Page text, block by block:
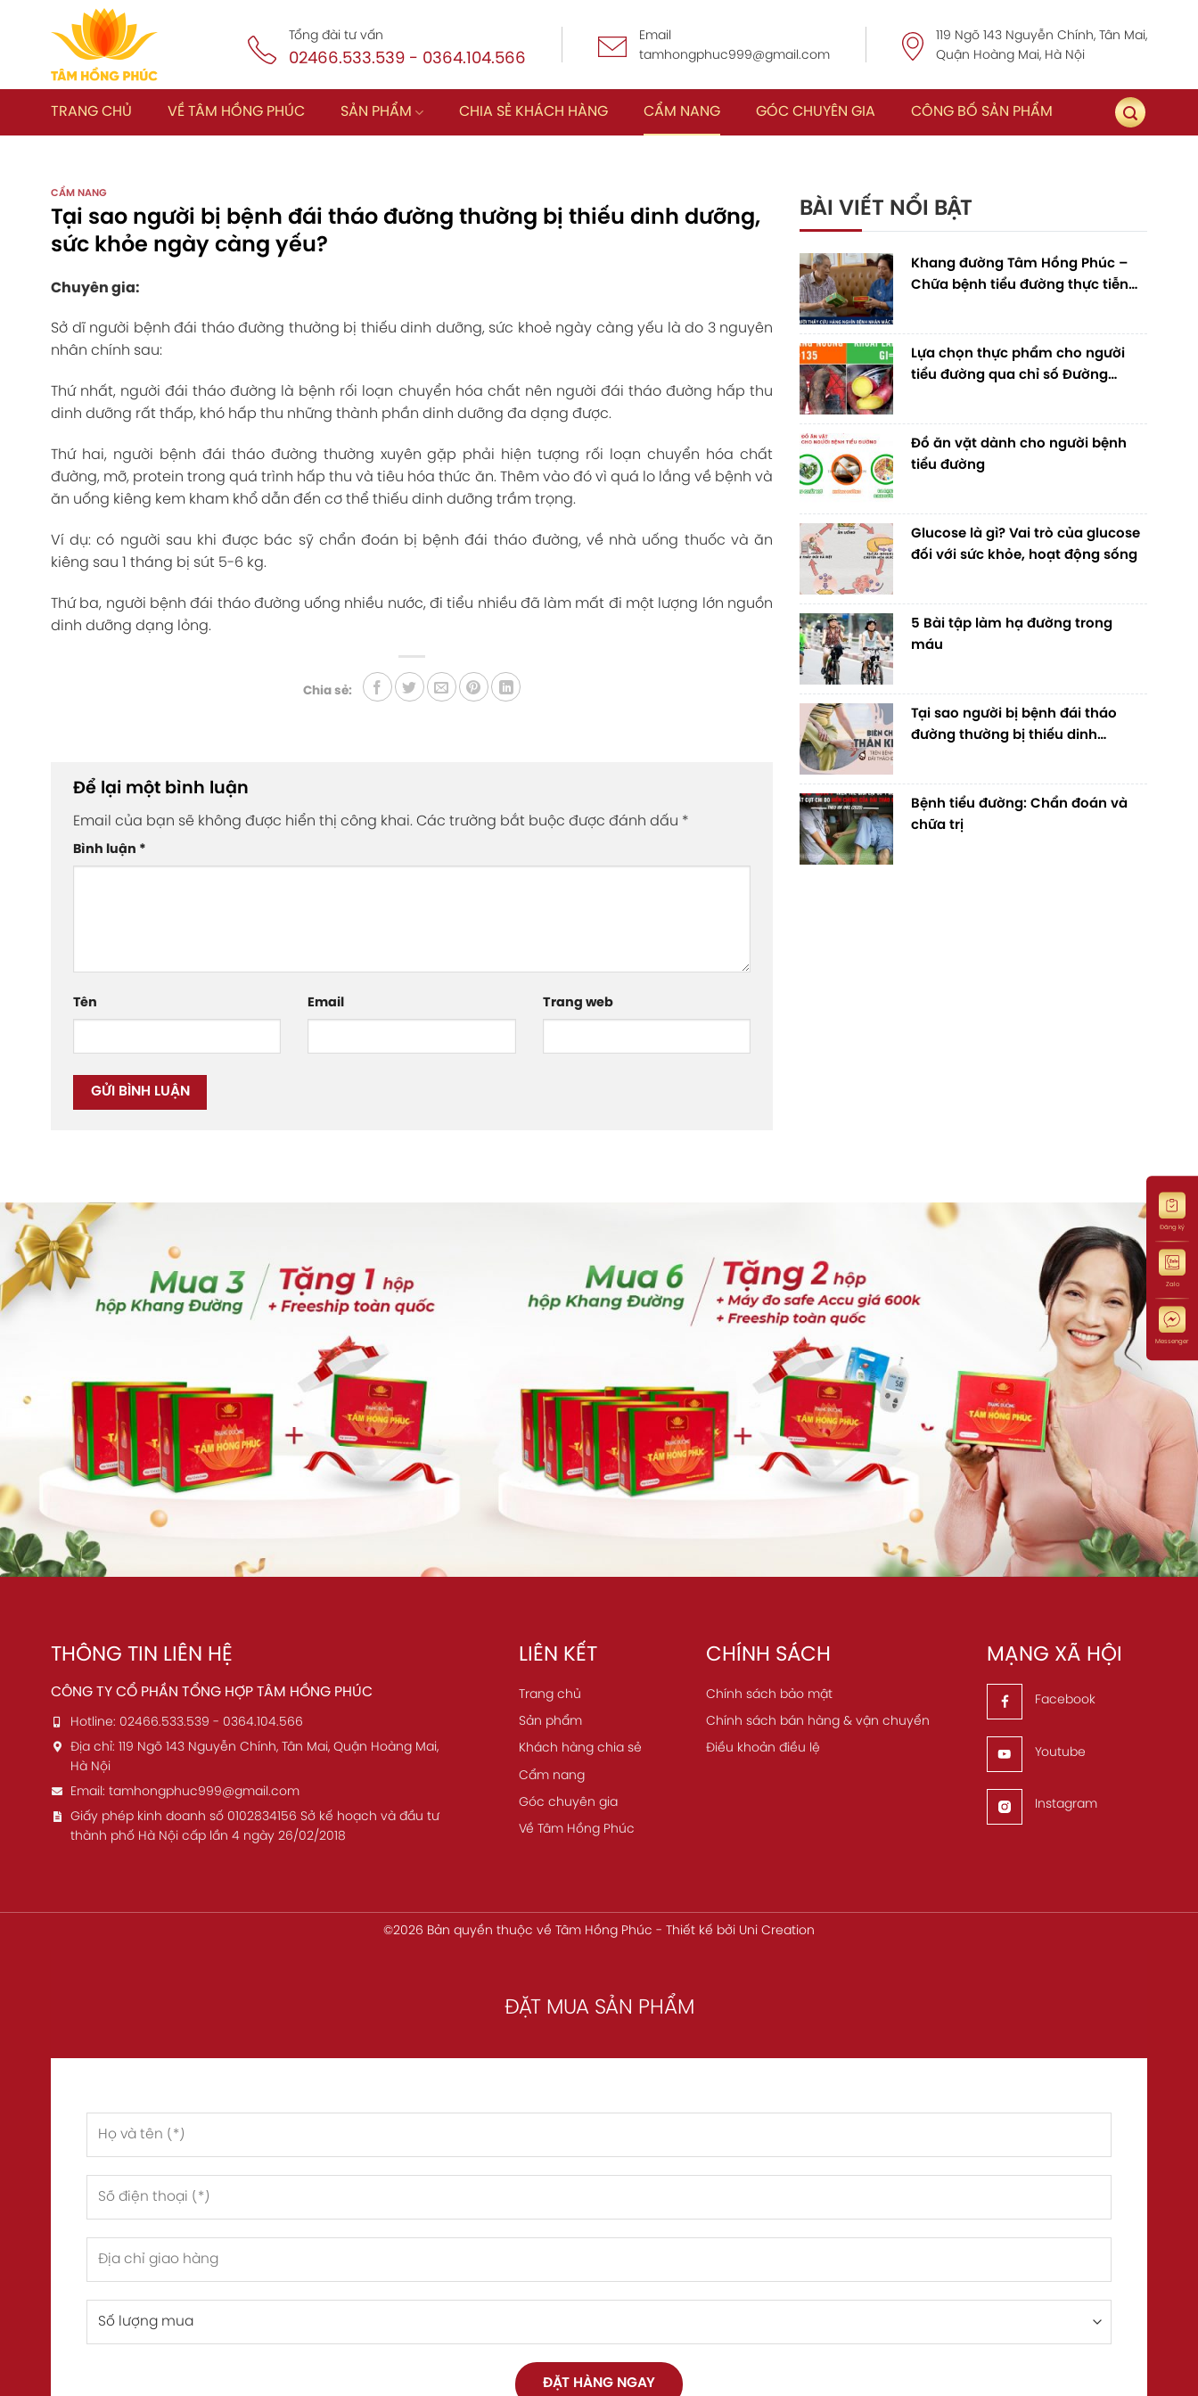
Tổng đài tư vấn
02466.533.539 - 0364.104.566
Email
tamhongphuc999@gmail.com
119 Ngõ 143 Nguyễn Chính, Tân Mai,
Quận Hoàng Mai, Hà Nội
TRANG CHỦ VỀ TÂM HỒNG PHÚC SẢN PHẨM CHIA SẺ KHÁCH HÀNG CẨM NANG GÓC CHUYÊN GIA CÔNG BỐ SẢN PHẨM
CẨM NANG
Tại sao người bị bệnh đái tháo đường thường bị thiếu dinh dưỡng,
sức khỏe ngày càng yếu?
Chuyên gia:
Sở dĩ người bệnh đái tháo đường thường bị thiếu dinh dưỡng, sức khoẻ ngày càng yếu là do 3 nguyên
nhân chính sau:
Thứ nhất, người đái tháo đường là bệnh rối loạn chuyển hóa chất nên người đái tháo đường hấp thu
dinh dưỡng rất thấp, khó hấp thu những thành phần dinh dưỡng đa dạng được.
Thứ hai, người bệnh đái tháo đường thường xuyên gặp phải hiện tượng rối loạn chuyển hóa chất
đường, mỡ, protein trong quá trình hấp thu và tiêu hóa thức ăn. Thêm vào đó vì quá lo lắng về bệnh và
ăn uống kiêng kem kham khổ dẫn đến cơ thể thiếu dinh dưỡng trầm trọng.
Ví dụ: có người sau khi được bác sỹ chẩn đoán bị bệnh đái tháo đường, về nhà uống thuốc và ăn
kiêng sau 1 tháng bị sút 5-6 kg.
Thứ ba, người bệnh đái tháo đường uống nhiều nước, đi tiểu nhiều đã làm mất đi một lượng lớn nguồn
dinh dưỡng dạng lỏng.
Chia sẻ:
Để lại một bình luận
Email của bạn sẽ không được hiển thị công khai. Các trường bắt buộc được đánh dấu *
Bình luận *
Tên Email Trang web
BÀI VIẾT NỔI BẬT
Khang đường Tâm Hồng Phúc –
Chữa bệnh tiểu đường thực tiễn
Lựa chọn thực phẩm cho người
tiểu đường qua chỉ số Đường
Đồ ăn vặt dành cho người bệnh
tiểu đường
Glucose là gì? Vai trò của glucose
đối với sức khỏe, hoạt động sống
5 Bài tập làm hạ đường trong
máu
Tại sao người bị bệnh đái tháo
đường thường bị thiếu dinh
Bệnh tiểu đường: Chẩn đoán và
chữa trị
THÔNG TIN LIÊN HỆ
CÔNG TY CỔ PHẦN TỔNG HỢP TÂM HỒNG PHÚC
Hotline: 02466.533.539 - 0364.104.566
Địa chỉ: 119 Ngõ 143 Nguyễn Chính, Tân Mai, Quận Hoàng Mai,
Hà Nội
Email: tamhongphuc999@gmail.com
Giấy phép kinh doanh số 0102834156 Sở kế hoạch và đầu tư
thành phố Hà Nội cấp lần 4 ngày 26/02/2018
LIÊN KẾT
Trang chủ
Sản phẩm
Khách hàng chia sẻ
Cẩm nang
Góc chuyên gia
Về Tâm Hồng Phúc
CHÍNH SÁCH
Chính sách bảo mật
Chính sách bán hàng & vận chuyển
Điều khoản điều lệ
MẠNG XÃ HỘI
Facebook
Youtube
Instagram
©2026 Bản quyền thuộc về Tâm Hồng Phúc - Thiết kế bởi Uni Creation
ĐẶT MUA SẢN PHẨM
Đăng ký
Zalo
Messenger